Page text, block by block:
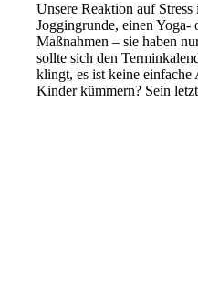
Unsere Reaktion auf
Joggingrunde, einen
Maßnahmen – sie haben
sollte sich den
klingt, es ist keine
Kinder kümmern? Sein